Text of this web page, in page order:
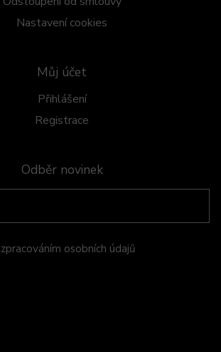
Odběr novinek
zpracováním osobních údajů
Nastavení cookies
Můj účet
Přihlášení
Registrace